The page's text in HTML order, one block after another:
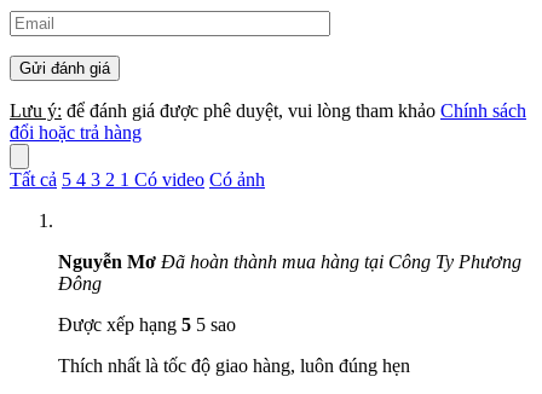
Lưu ý: để đánh giá được phê duyệt, vui lòng tham khảo Chính sách
đổi hoặc trả hàng
Tất cả 5 4 3 2 1 Có video Có ảnh
Nguyễn Mơ Đã hoàn thành mua hàng tại Công Ty Phương
Đông
Được xếp hạng 5 5 sao
Thích nhất là tốc độ giao hàng, luôn đúng hẹn